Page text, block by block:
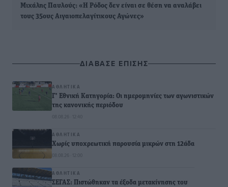
Μιχάλης Παυλούς: «Η Ρόδος δεν είναι σε θέση να αναλάβει
τους 35ους Αιγαιοπελαγίτικους Αγώνες»
ΔΙΑΒΑΣΕ ΕΠΙΣΗΣ
ΑΘΛΗΤΙΚΆ
Γ’ Εθνική Κατηγορία: Οι ημερομηνίες των αγωνιστικών
της κανονικής περιόδου
08.08.26 · 12:40
ΑΘΛΗΤΙΚΆ
Χωρίς υποχρεωτική παρουσία μικρών στη 12άδα
08.08.26 · 12:00
ΑΘΛΗΤΙΚΆ
ΣΕΓΑΣ: Πιστώθηκαν τα έξοδα μετακίνησης του